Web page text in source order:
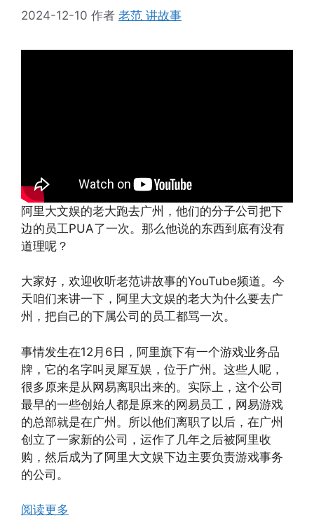
2024-12-10 作者 老范 讲故事
阿里大文娱的老大跑去广州，他们的分子公司把下
边的员工PUA了一次。那么他说的东西到底有没有
道理呢？
大家好，欢迎收听老范讲故事的YouTube频道。今
天咱们来讲一下，阿里大文娱的老大为什么要去广
州，把自己的下属公司的员工都骂一次。
事情发生在12月6日，阿里旗下有一个游戏业务品
牌，它的名字叫灵犀互娱，位于广州。这些人呢，
很多原来是从网易离职出来的。实际上，这个公司
最早的一些创始人都是原来的网易员工，网易游戏
的总部就是在广州。所以他们离职了以后，在广州
创立了一家新的公司，运作了几年之后被阿里收
购，然后成为了阿里大文娱下边主要负责游戏事务
的公司。
阅读更多